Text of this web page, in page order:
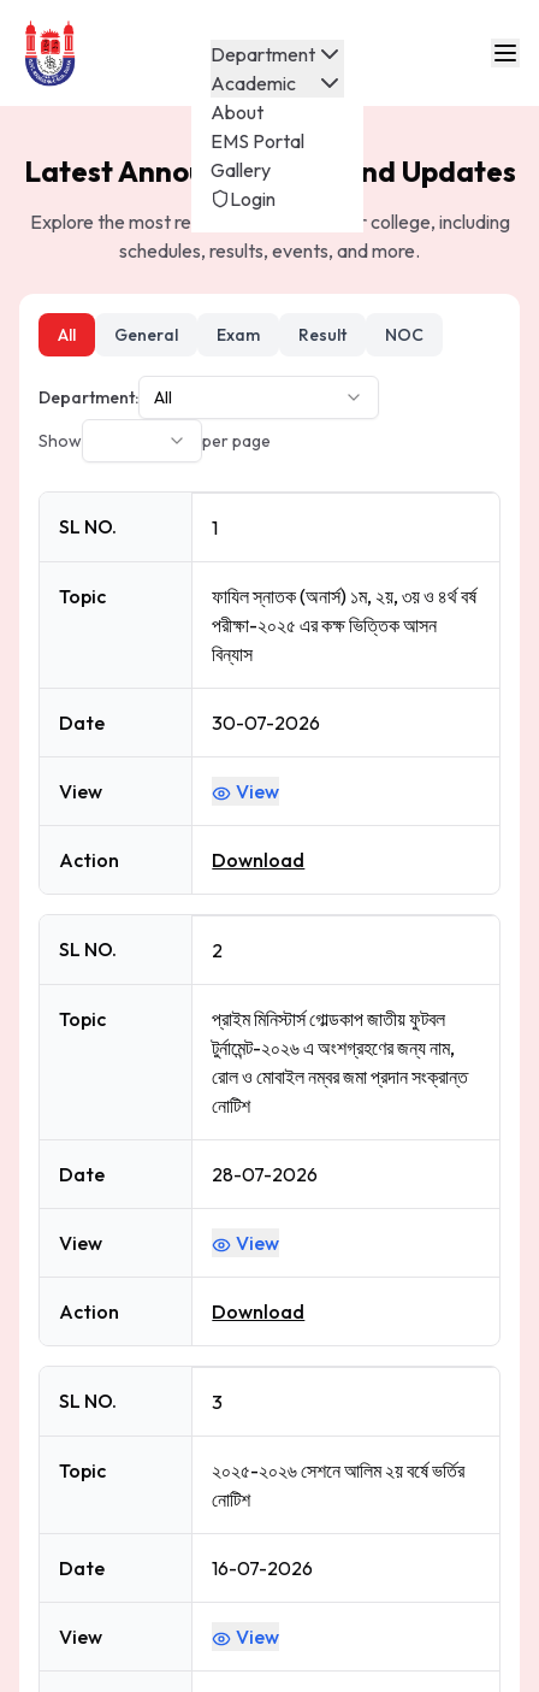
Department
Academic
About
EMS Portal
Gallery
Login
Latest Announcements and Updates
Explore the most recent notices from our college, including
schedules, results, events, and more.
All General Exam Result NOC
Department:
All
Show
per page
SL NO. 1
Topic
ফাযিল স্নাতক (অনার্স) ১ম, ২য়, ৩য় ও ৪র্থ বর্ষ
পরীক্ষা-২০২৫ এর কক্ষ ভিত্তিক আসন
বিন্যাস
Date 30-07-2026
View View
Action Download
SL NO. 2
Topic
প্রাইম মিনিস্টার্স গোল্ডকাপ জাতীয় ফুটবল
টুর্নামেন্ট-২০২৬ এ অংশগ্রহণের জন্য নাম,
রোল ও মোবাইল নম্বর জমা প্রদান সংক্রান্ত
নোটিশ
Date 28-07-2026
View View
Action Download
SL NO. 3
Topic
২০২৫-২০২৬ সেশনে আলিম ২য় বর্ষে ভর্তির
নোটিশ
Date 16-07-2026
View View